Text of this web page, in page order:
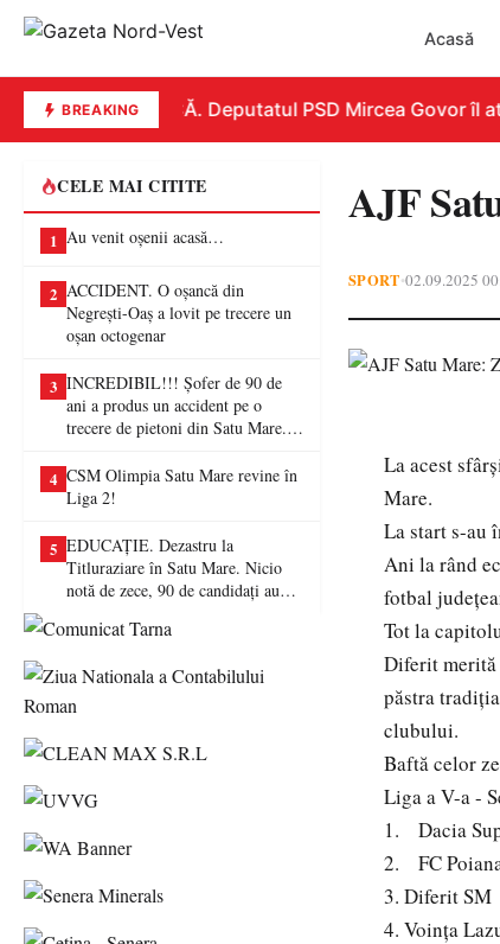
Acasă
BREAKING
REPLICĂ. Deputatul PSD Mircea Govor îl
CELE MAI CITITE
1 Au venit oșenii acasă…
2 ACCIDENT. O oșancă din
Negrești-Oaș a lovit pe trecere un
oșan octogenar
3 INCREDIBIL!!! Șofer de 90 de
ani a produs un accident pe o
trecere de pietoni din Satu Mare. O
4 CSM Olimpia Satu Mare revine în
Liga 2!
5 EDUCAȚIE. Dezastru la
Titluraziare în Satu Mare. Nicio
notă de zece, 90 de candidați au
AJF
SPORT•02.09.2025
La acest
Mare.
La start s-au
Ani la rând
fotbal
Tot la
Diferit
păstra
clubului.
Baftă celor
Liga a V-a -
1. Dacia
2. FC
3. Diferit SM
4. Voinţa